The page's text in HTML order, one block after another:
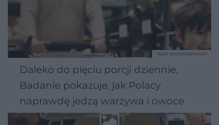
Daleko do pięciu porcji dziennie.
Badanie pokazuje, jak Polacy
naprawdę jedzą warzywa i owoce
TEKST SPONSOROWANY